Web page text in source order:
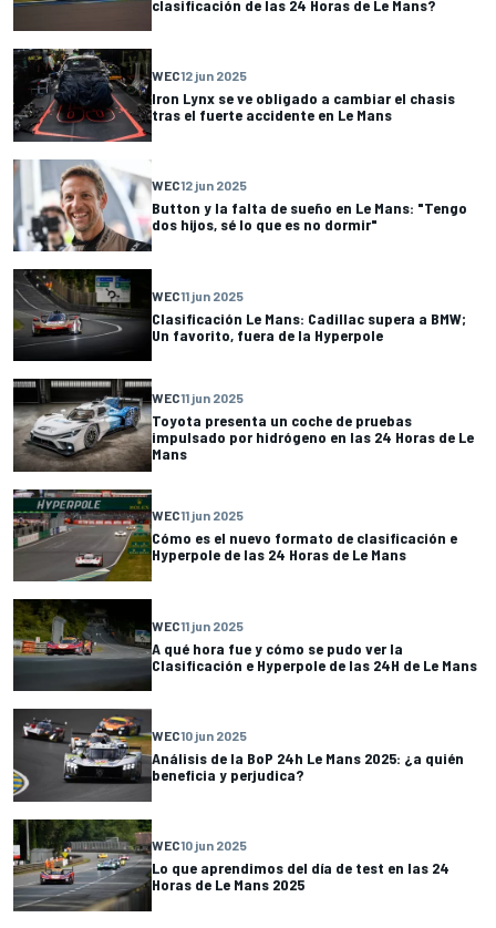
clasificación de las 24 Horas de Le Mans?
WEC12 jun 2025
Iron Lynx se ve obligado a cambiar el chasis
tras el fuerte accidente en Le Mans
WEC12 jun 2025
Button y la falta de sueño en Le Mans: "Tengo
dos hijos, sé lo que es no dormir"
WEC11 jun 2025
Clasificación Le Mans: Cadillac supera a BMW;
Un favorito, fuera de la Hyperpole
WEC11 jun 2025
Toyota presenta un coche de pruebas
impulsado por hidrógeno en las 24 Horas de Le
Mans
WEC11 jun 2025
Cómo es el nuevo formato de clasificación e
Hyperpole de las 24 Horas de Le Mans
WEC11 jun 2025
A qué hora fue y cómo se pudo ver la
Clasificación e Hyperpole de las 24H de Le Mans
WEC10 jun 2025
Análisis de la BoP 24h Le Mans 2025: ¿a quién
beneficia y perjudica?
WEC10 jun 2025
Lo que aprendimos del día de test en las 24
Horas de Le Mans 2025